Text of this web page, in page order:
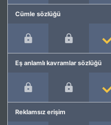
Cümle sözlüğü
Eş anlamlı kavramlar sözlüğü
Reklamsız erişim